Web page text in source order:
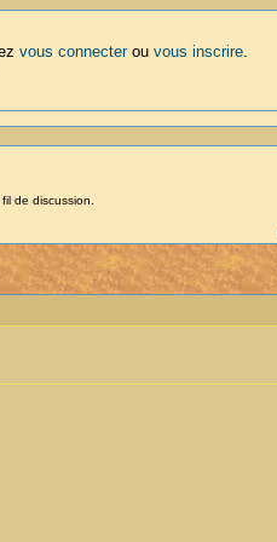
vous connecterou vous inscrire.
de discussion.